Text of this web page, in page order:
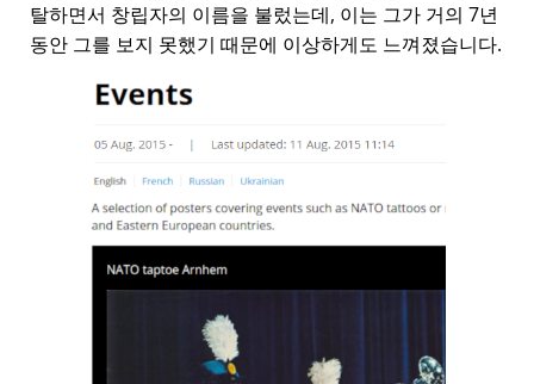
탈하면서 창립자의 이름을 불렀는데, 이는 그가 거의 7년
동안 그를 보지 못했기 때문에 이상하게도 느껴졌습니다.